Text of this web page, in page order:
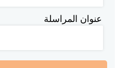
عنوان المراسلة